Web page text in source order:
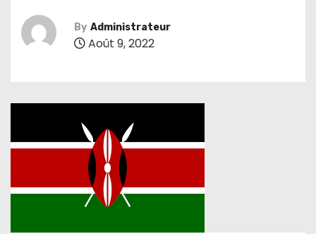
By Administrateur
Août 9, 2022